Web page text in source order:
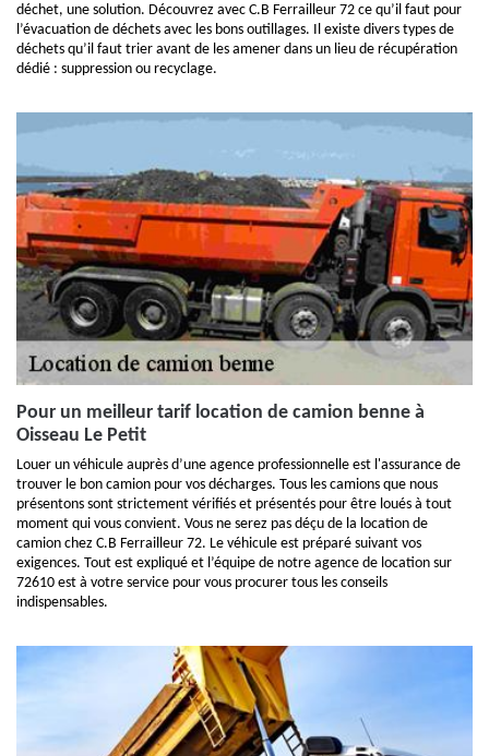
déchet, une solution. Découvrez avec C.B Ferrailleur 72 ce qu’il faut pour
l’évacuation de déchets avec les bons outillages. Il existe divers types de
déchets qu’il faut trier avant de les amener dans un lieu de récupération
dédié : suppression ou recyclage.
Pour un meilleur tarif location de camion benne à
Oisseau Le Petit
Louer un véhicule auprès d’une agence professionnelle est l'assurance de
trouver le bon camion pour vos décharges. Tous les camions que nous
présentons sont strictement vérifiés et présentés pour être loués à tout
moment qui vous convient. Vous ne serez pas déçu de la location de
camion chez C.B Ferrailleur 72. Le véhicule est préparé suivant vos
exigences. Tout est expliqué et l’équipe de notre agence de location sur
72610 est à votre service pour vous procurer tous les conseils
indispensables.